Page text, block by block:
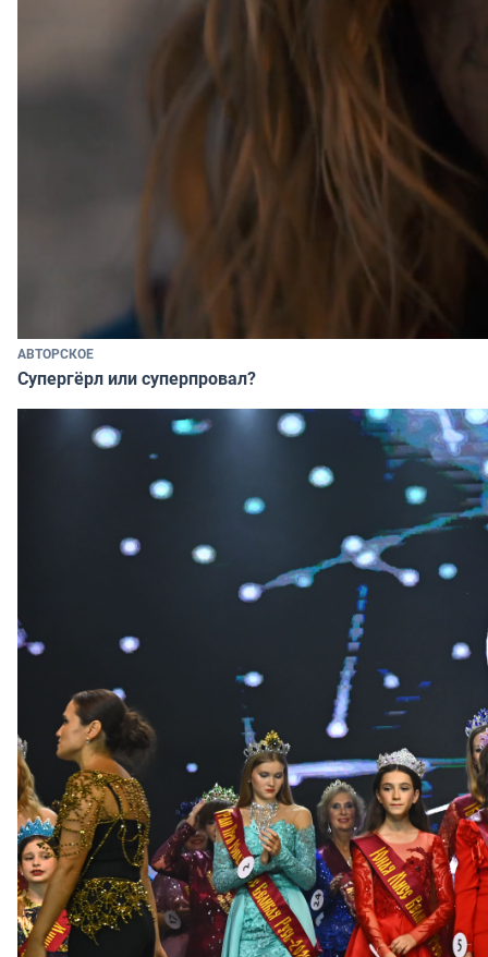
АВТОРСКОЕ
Супергёрл или суперпровал?